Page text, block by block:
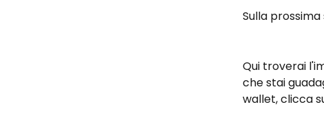
Sulla
Qui troverai
che stai
wallet, clicca